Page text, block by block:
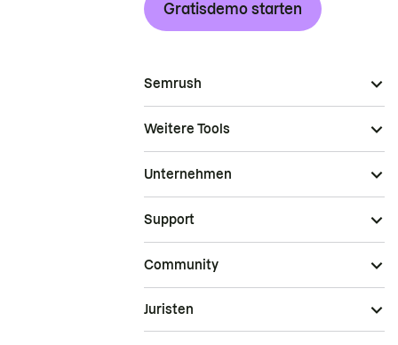
Gratisdemo starten
Semrush
Weitere Tools
Unternehmen
Support
Community
Juristen